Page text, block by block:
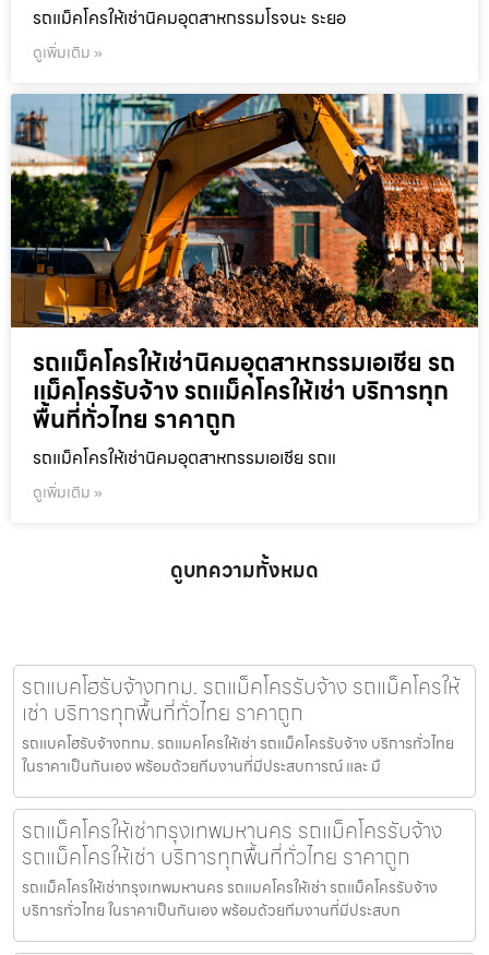
รถแม็คโครให้เช่านิคมอุตสาหกรรมโรจนะ ระยอ
ดูเพิ่มเติม »
รถแม็คโครให้เช่านิคมอุตสาหกรรมเอเชีย รถ
แม็คโครรับจ้าง รถแม็คโครให้เช่า บริการทุก
พื้นที่ทั่วไทย ราคาถูก
รถแม็คโครให้เช่านิคมอุตสาหกรรมเอเชีย รถแ
ดูเพิ่มเติม »
ดูบทความทั้งหมด
รถแบคโฮรับจ้างกทม. รถแม็คโครรับจ้าง รถแม็คโครให้
เช่า บริการทุกพื้นที่ทั่วไทย ราคาถูก
รถแบคโฮรับจ้างกทม. รถแมคโครให้เช่า รถแม็คโครรับจ้าง บริการทั่วไทย
ในราคาเป็นกันเอง พร้อมด้วยทีมงานที่มีประสบการณ์ และ มื
รถแม็คโครให้เช่ากรุงเทพมหานคร รถแม็คโครรับจ้าง
รถแม็คโครให้เช่า บริการทุกพื้นที่ทั่วไทย ราคาถูก
รถแม็คโครให้เช่ากรุงเทพมหานคร รถแมคโครให้เช่า รถแม็คโครรับจ้าง
บริการทั่วไทย ในราคาเป็นกันเอง พร้อมด้วยทีมงานที่มีประสบก